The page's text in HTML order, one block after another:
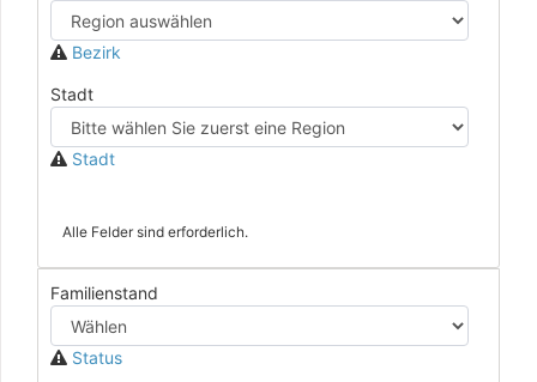
Bezirk
Stadt
Stadt
Alle Felder sind erforderlich.
Familienstand
Status